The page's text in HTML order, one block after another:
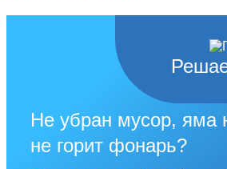
Не убран мусор, яма
не горит фонарь?